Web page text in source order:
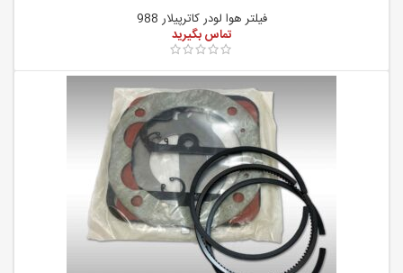
فیلتر هوا لودر کاترپیلار 988